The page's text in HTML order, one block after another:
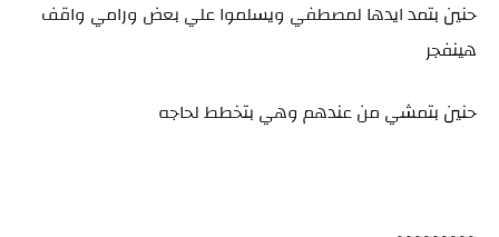
حنين بتمد ايدها لمصطفي ويسلموا علي بعض ورامي واقف
هينفجر
حنين بتمشي من عندهم وهي بتخطط لحاجه